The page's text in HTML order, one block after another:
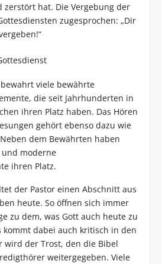
zerstört hat. Die Vergebung der
zugesprochen: „Dir
viele bewährte
die seit Jahrhunderten in
ihren Platz haben. Das Hören
gehört ebenso dazu wie
dem Bewährten haben
moderne
ihren Platz.
der Pastor einen Abschnitt aus
heute. So öffnen sich immer
zu dem, was Gott auch heute zu
kommt dabei auch kritisch in den
wird der Trost, den die Bibel
weitergegeben. Viele